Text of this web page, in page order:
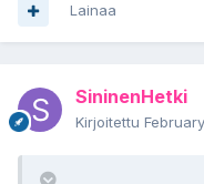
Lainaa
SininenHetki
Kirjoitettu